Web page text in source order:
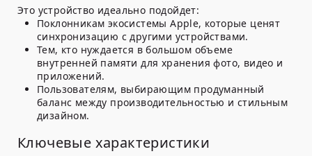
Это устройство идеально подойдет:
Поклонникам экосистемы Apple, которые ценят
синхронизацию с другими устройствами.
Тем, кто нуждается в большом объеме
внутренней памяти для хранения фото, видео и
приложений.
Пользователям, выбирающим продуманный
баланс между производительностью и стильным
дизайном.
Ключевые характеристики